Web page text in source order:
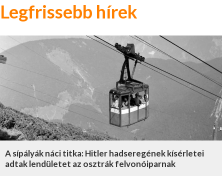
Legfrissebb hírek
A sípályák náci titka: Hitler hadseregének kísérletei
adtak lendületet az osztrák felvonóiparnak